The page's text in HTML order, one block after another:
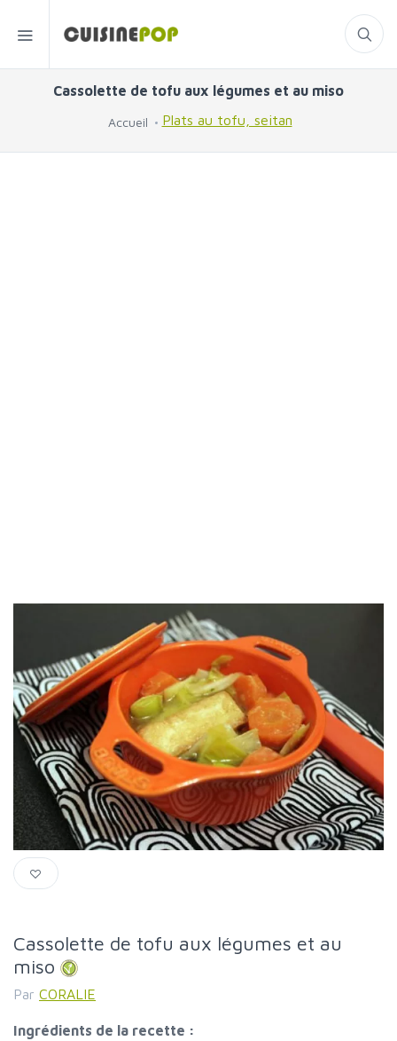
Cassolette de tofu aux légumes et au miso
Accueil Plats au tofu, seitan
Cassolette de tofu aux légumes et au
miso
Par CORALIE
Ingrédients de la recette :